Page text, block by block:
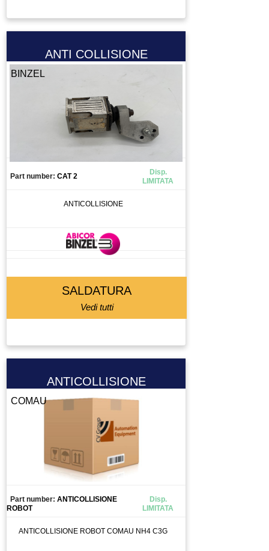
ELETTROVALVOLA VALVOLA
ENCODER
ESTRUSORE
FERRITE TORROIDALE
FRENO MOTORE
INGRANAGGIO
LETTORE BARCODE
LETTORE FLOPPY
LUBRIFICATORE
LUCI
MACCHINA UTENSILE
MADRINO
MANOMETRO
MEMORY CARD
MOLLA
ANTI COLLISIONE
BINZEL
Part number: CAT 2
Disp.
LIMITATA
ANTICOLLISIONE
SALDATURA
Vedi tutti
ANTICOLLISIONE
COMAU
Part number: ANTICOLLISIONE
ROBOT
Disp.
LIMITATA
ANTICOLLISIONE ROBOT COMAU NH4 C3G